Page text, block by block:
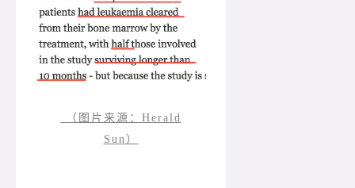
（图片来源：Herald
Sun）